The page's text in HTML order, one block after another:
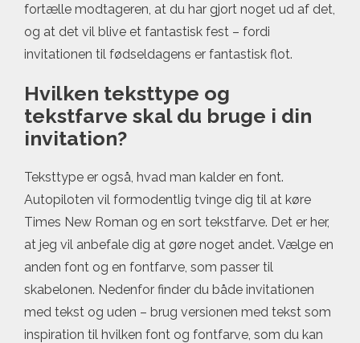
fortælle modtageren, at du har gjort noget ud af det,
og at det vil blive et fantastisk fest – fordi
invitationen til fødseldagens er fantastisk flot.
Hvilken teksttype og
tekstfarve skal du bruge i din
invitation?
Teksttype er også, hvad man kalder en font.
Autopiloten vil formodentlig tvinge dig til at køre
Times New Roman og en sort tekstfarve. Det er her,
at jeg vil anbefale dig at gøre noget andet. Vælge en
anden font og en fontfarve, som passer til
skabelonen. Nedenfor finder du både invitationen
med tekst og uden – brug versionen med tekst som
inspiration til hvilken font og fontfarve, som du kan